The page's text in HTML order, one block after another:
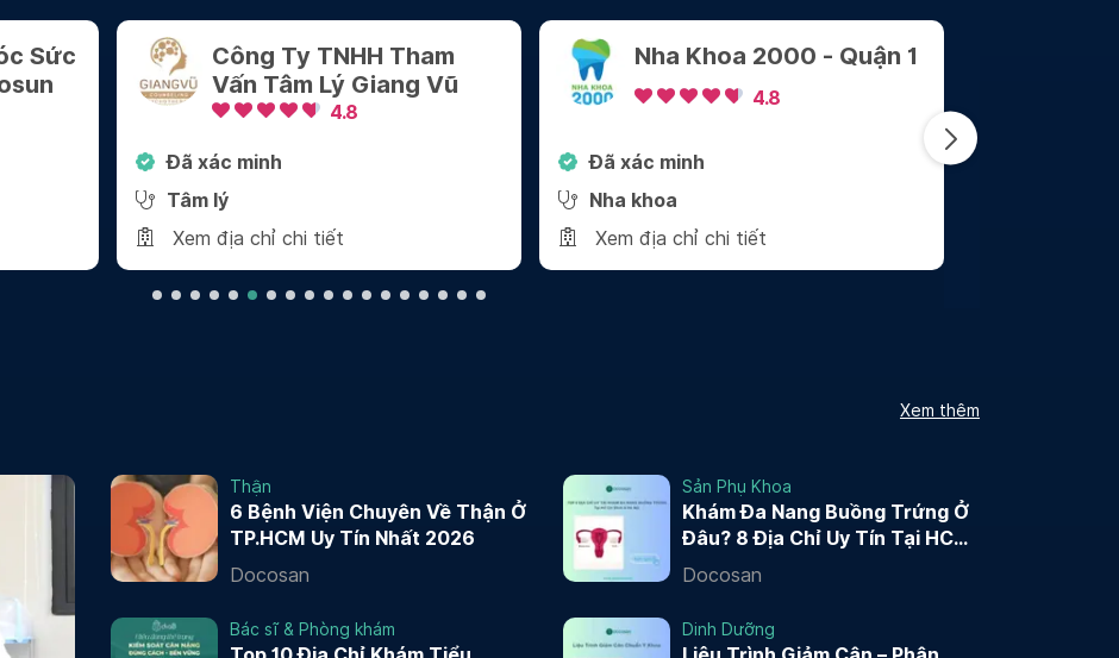
Tham
Vũ
Nha Khoa 2000 - Quận 1
4.8
Đã xác minh
Xem địa chỉ chi tiết
Nha Khoa Sài Gòn
Center
Đã xác minh
Nha khoa
Xem địa chỉ chi tiết
Xem thêm
Thận
6 Bệnh Viện Chuyên Về Thận Ở
TP.HCM Uy Tín Nhất 2026
Docosan
Sản Phụ Khoa
Khám Đa Nang Buồng Trứng Ở
Đâu? 8 Địa Chỉ Uy Tín Tại HCM
và Hà Nội 2026
Docosan
Bác sĩ & Phòng khám Dinh Dưỡng